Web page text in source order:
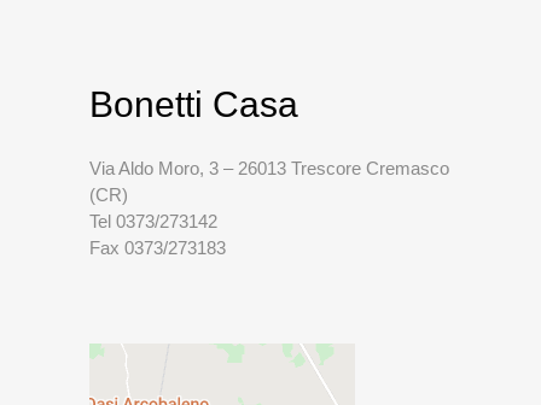
Bonetti Casa
Via Aldo Moro, 3 – 26013 Trescore Cremasco
(CR)
Tel 0373/273142
Fax 0373/273183